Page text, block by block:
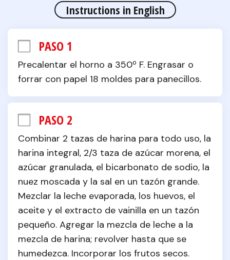
Instructions in English
PASO 1
Precalentar el horno a 350º F. Engrasar o
forrar con papel 18 moldes para panecillos.
PASO 2
Combinar 2 tazas de harina para todo uso, la
harina integral, 2/3 taza de azúcar morena, el
azúcar granulada, el bicarbonato de sodio, la
nuez moscada y la sal en un tazón grande.
Mezclar la leche evaporada, los huevos, el
aceite y el extracto de vainilla en un tazón
pequeño. Agregar la mezcla de leche a la
mezcla de harina; revolver hasta que se
humedezca. Incorporar los frutos secos.